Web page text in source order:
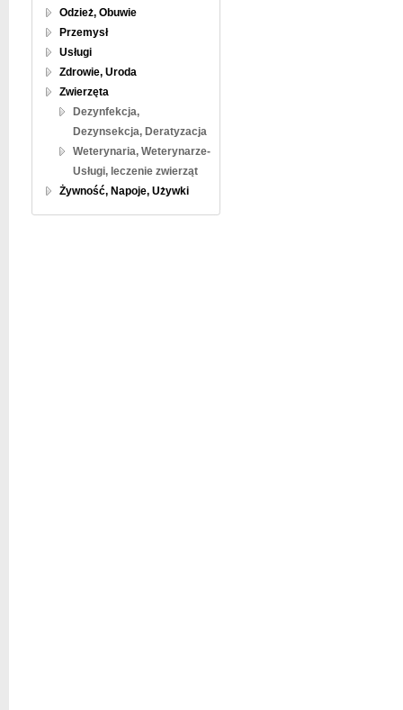
Odzież, Obuwie
Przemysł
Usługi
Zdrowie, Uroda
Zwierzęta
Dezynfekcja,
Dezynsekcja, Deratyzacja
Weterynaria, Weterynarze-
Usługi, leczenie zwierząt
Żywność, Napoje, Używki